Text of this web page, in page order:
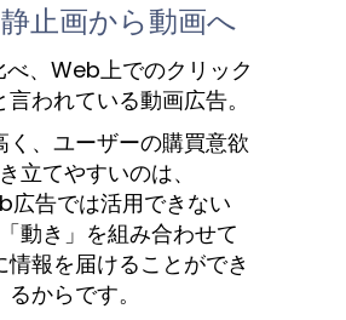
止画から動画へ
べ、Web上でのクリック
われている動画広告。
く、ユーザーの購買意欲
立てやすいのは、
広告では活用できない
「動き」を組み合わせて
情報を届けることができ
るからです。